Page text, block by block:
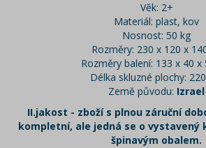
Věk: 2+
Materiál: plast, kov
Nosnost: 50 kg
Rozměry: 230 x 120 x
Rozměry balení: 133 x 40 x
Délka skluzné plochy:
Země původu: Izrael
II.jakost - zboží s plnou záruční
kompletní, ale jedná se o vystavený
špinavým obalem.